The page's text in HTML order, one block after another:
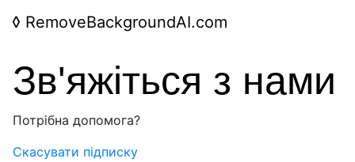
◊ RemoveBackgroundAI.com
Зв'яжіться з нами
Потрібна допомога?
Скасувати підписку